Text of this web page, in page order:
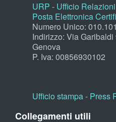
URP - Ufficio
Posta Elettronica
Numero Unico:
Indirizzo: Via
Genova
P. Iva: 00856930102
Ufficio stampa - Press
Collegamenti utili